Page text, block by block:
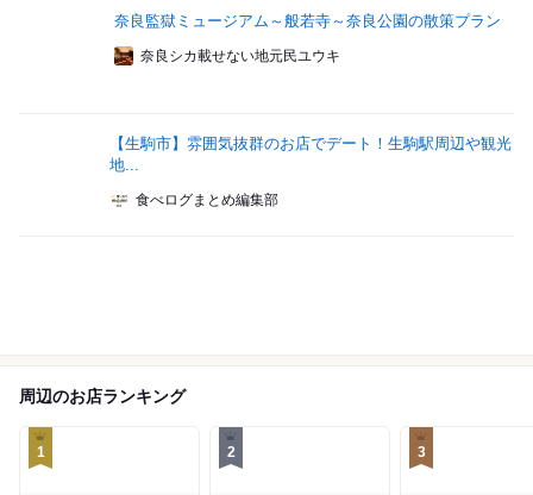
奈良監獄ミュージアム～般若寺～奈良公園の散策プラン
奈良シカ載せない地元民ユウキ
【生駒市】雰囲気抜群のお店でデート！生駒駅周辺や観光
地...
食べログまとめ編集部
周辺のお店ランキング
1 2 3